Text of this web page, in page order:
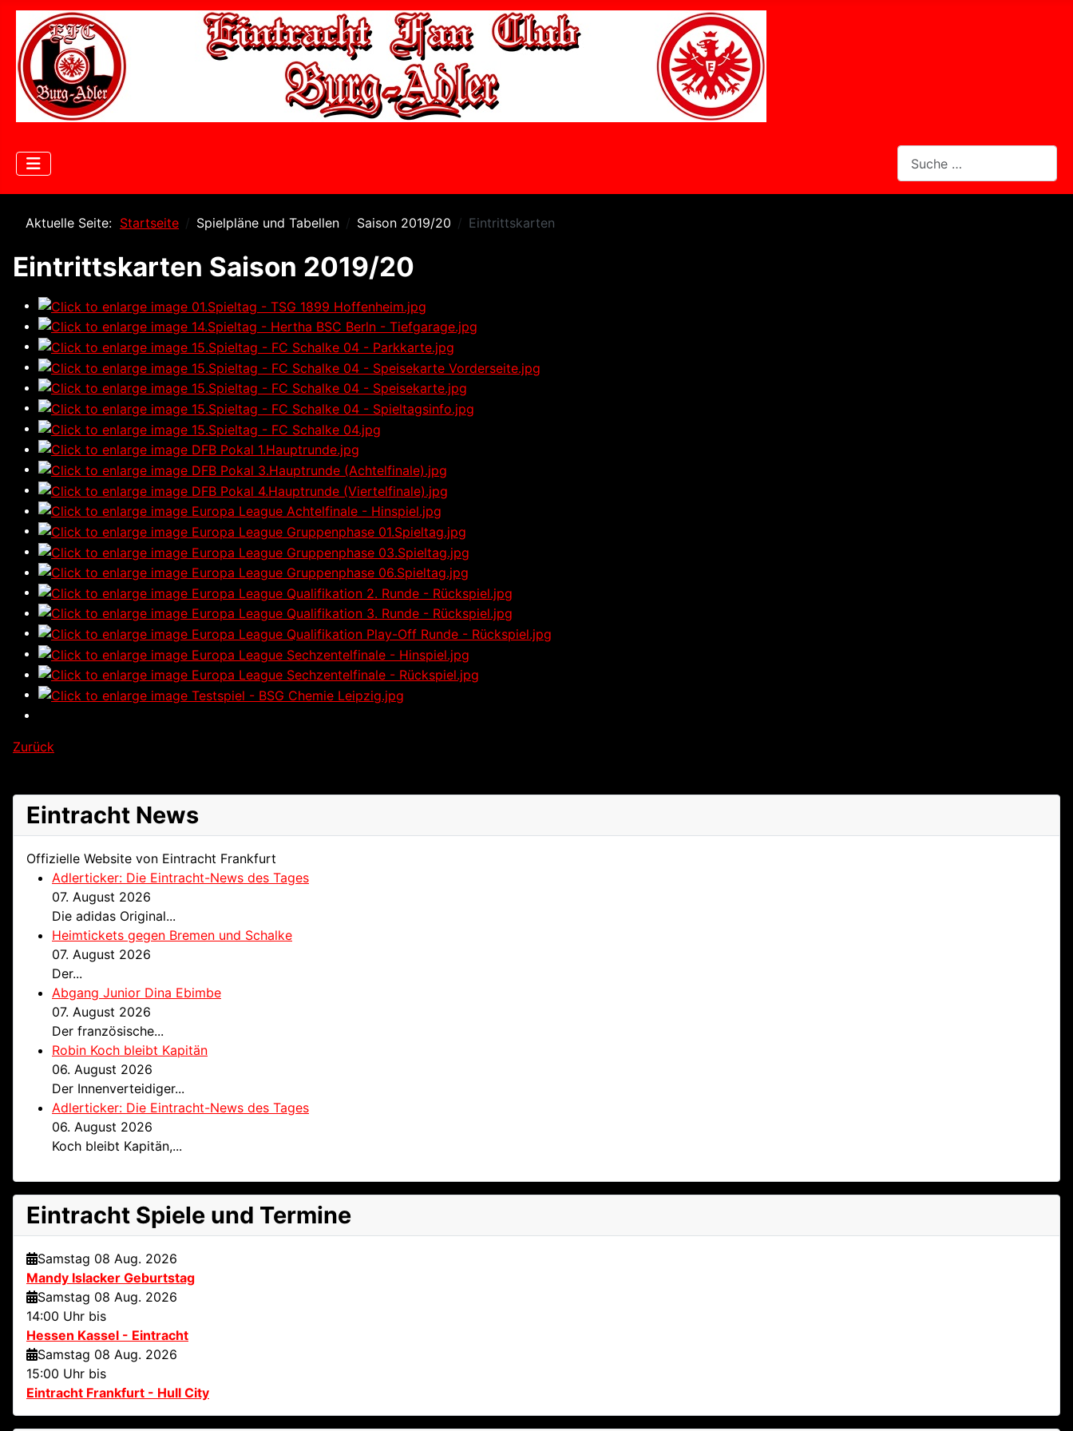
Aktuelle Seite: Startseite Spielpläne und Tabellen Saison 2019/20 Eintrittskarten
Eintrittskarten Saison 2019/20
Zurück
Eintracht News
Offizielle Website von Eintracht Frankfurt
Adlerticker: Die Eintracht-News des Tages
07. August 2026
Die adidas Original...
Heimtickets gegen Bremen und Schalke
07. August 2026
Der...
Abgang Junior Dina Ebimbe
07. August 2026
Der französische...
Robin Koch bleibt Kapitän
06. August 2026
Der Innenverteidiger...
Adlerticker: Die Eintracht-News des Tages
06. August 2026
Koch bleibt Kapitän,...
Eintracht Spiele und Termine
Samstag 08 Aug. 2026
Mandy Islacker Geburtstag
Samstag 08 Aug. 2026
14:00 Uhr bis
Hessen Kassel - Eintracht
Samstag 08 Aug. 2026
15:00 Uhr bis
Eintracht Frankfurt - Hull City